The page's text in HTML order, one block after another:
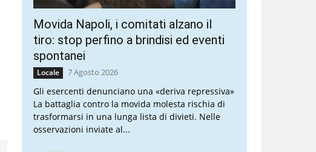
Movida Napoli, i comitati alzano il
tiro: stop perfino a brindisi ed eventi
spontanei
Locale 7 Agosto 2026
Gli esercenti denunciano una «deriva repressiva»
La battaglia contro la movida molesta rischia di
trasformarsi in una lunga lista di divieti. Nelle
osservazioni inviate al...